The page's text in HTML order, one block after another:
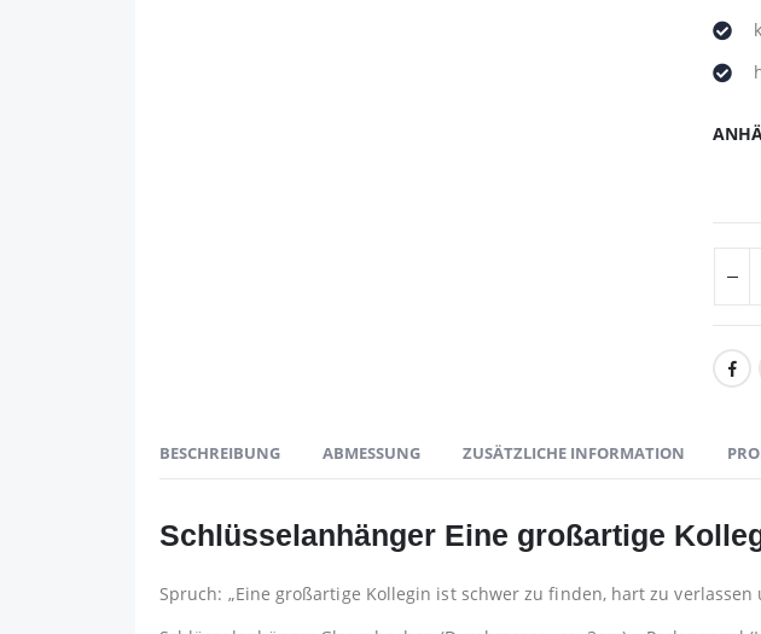
BESCHREIBUNG ABMESSUNG ZUSÄTZLICHE INFORMATION
Schlüsselanhänger Eine großartige
Spruch: „Eine großartige Kollegin ist schwer zu finden, hart zu verlassen